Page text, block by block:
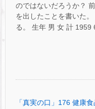
のではないだろうか？
を出したことを書いた
る。 生年 男 女 計 1959
「真実の口」176 健康